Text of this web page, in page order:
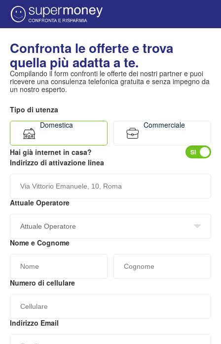
Confronta le offerte e trova
quella più adatta a te.
Compilando il form confronti le offerte dei nostri partner e puoi
ricevere una consulenza telefonica gratuita e senza impegno da
un nostro esperto.
Tipo di utenza
Domestica
Commerciale
Hai già internet in casa?
Indirizzo di attivazione linea
Attuale Operatore
Nome e Cognome
Numero di cellulare
Indirizzo Email